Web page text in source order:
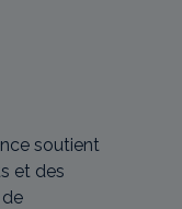
soutient
et des